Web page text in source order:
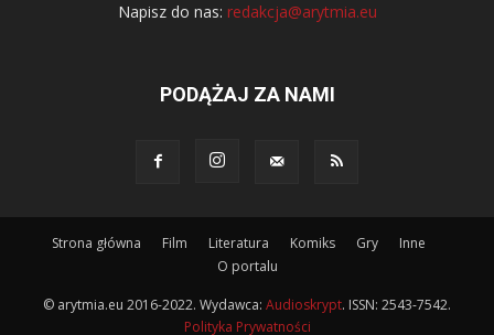
Napisz do nas: redakcja@arytmia.eu
PODĄŻAJ ZA NAMI
Strona główna Film Literatura Komiks Gry
Inne
O portalu
© arytmia.eu 2016-2022. Wydawca: Audioskrypt. ISSN: 2543-7542.
Polityka Prywatności